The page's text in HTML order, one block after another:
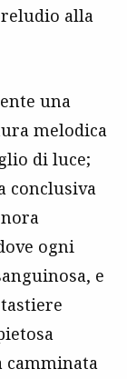
alla
una
melodica
di luce;
conclusiva
ogni
e
camminata